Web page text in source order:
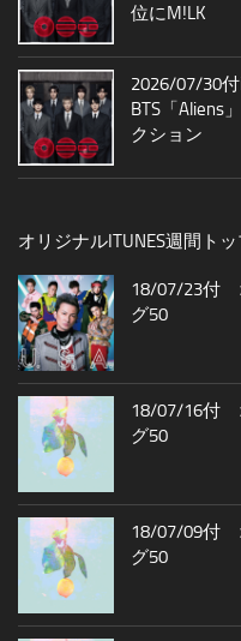
位にM!LK
2026/07/30
BTS「Aliens
クション
オリジナルITUNES週間ト
18/07/23付
グ50
18/07/16付
グ50
18/07/09付
グ50